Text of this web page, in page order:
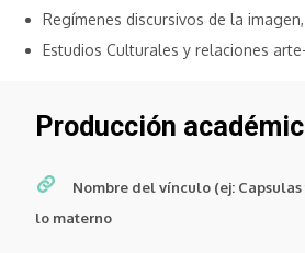
Regímenes discursivos de la
Estudios Culturales y relaciones
Producción
Nombre del vínculo (ej:
lo materno